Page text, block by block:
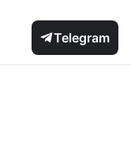
Telegram